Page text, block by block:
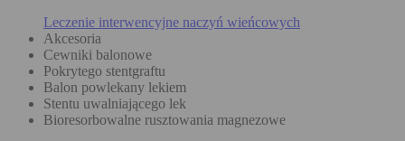
Leczenie interwencyjne naczyń wieńcowych
Akcesoria
Cewniki balonowe
Pokrytego stentgraftu
Balon powlekany lekiem
Stentu uwalniającego lek
Bioresorbowalne rusztowania magnezowe